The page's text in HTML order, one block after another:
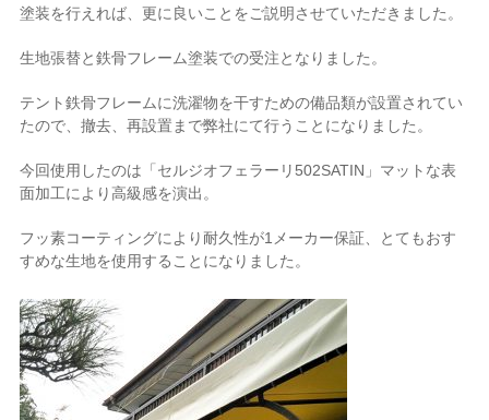
塗装を行えれば、更に良いことをご説明させていただきました。
生地張替と鉄骨フレーム塗装での受注となりました。
テント鉄骨フレームに洗濯物を干すための備品類が設置されてい
たので、撤去、再設置まで弊社にて行うことになりました。
今回使用したのは「セルジオフェラーリ502SATIN」マットな表
面加工により高級感を演出。
フッ素コーティングにより耐久性が1メーカー保証、とてもおす
すめな生地を使用することになりました。